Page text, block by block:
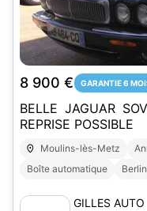
8 900 € GARANTIE 6
BELLE JAGUAR
REPRISE POSSIBLE
Moulins-lès-Metz
Boîte automatique
GILLES AUTO